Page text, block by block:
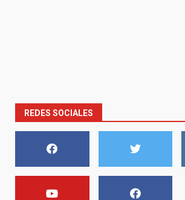
REDES SOCIALES